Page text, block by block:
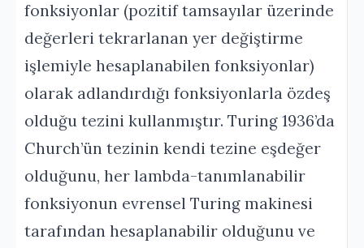
fonksiyonlar (pozitif tamsayılar üzerinde
değerleri tekrarlanan yer değiştirme
işlemiyle hesaplanabilen fonksiyonlar)
olarak adlandırdığı fonksiyonlarla özdeş
olduğu tezini kullanmıştır. Turing 1936’da
Church’ün tezinin kendi tezine eşdeğer
olduğunu, her lambda-tanımlanabilir
fonksiyonun evrensel Turing makinesi
tarafından hesaplanabilir olduğunu ve